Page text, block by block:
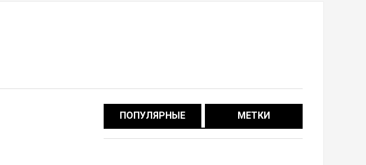
ПОПУЛЯРНЫЕ МЕТКИ